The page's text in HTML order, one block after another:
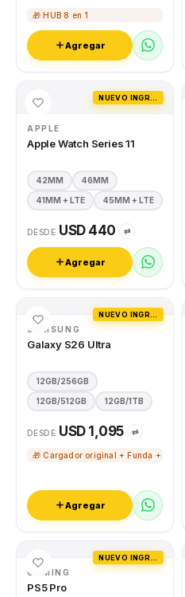
🎁 HUB 8 en 1
Agregar
APPLE
Apple Watch Series 11
42MM 46MM
41MM + LTE 45MM + LTE
DESDE USD 440 ⇄
Agregar
SAMSUNG
Galaxy S26 Ultra
12GB/256GB
12GB/512GB 12GB/1TB
DESDE USD 1,095 ⇄
🎁 Cargador original + Funda +
Agregar
GAMING
PS5 Pro